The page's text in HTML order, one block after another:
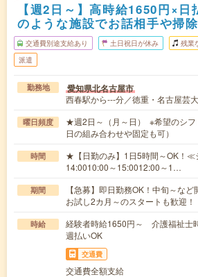
【週2日～】高時給1650円×
のような施設でお話相手や掃
交通費別途支給あり 土日祝日が休み 残業
派遣
勤務地 愛知県北名古屋市
西春駅から---分／徳重・名古屋芸
曜日頻度
★週2日～（月～日） ※希望のシフ
日の組み合わせや固定も可）
時間
★【日勤のみ】1日5時間～OK！
14:0010:00～15:0012:00～1…
期間
【急募】即日勤務OK！中旬～な
お試し2カ月～のスタートも歓迎！
時給
経験者時給1650円～ 介護福祉
週払いOK
交通費
交通費全額支給